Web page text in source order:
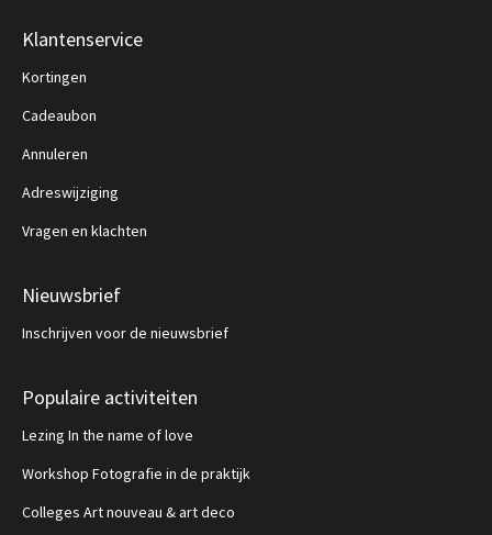
Klantenservice
Kortingen
Cadeaubon
Annuleren
Adreswijziging
Vragen en klachten
Nieuwsbrief
Inschrijven voor de nieuwsbrief
Populaire activiteiten
Lezing In the name of love
Workshop Fotografie in de praktijk
Colleges Art nouveau & art deco